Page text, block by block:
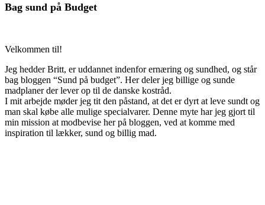
Bag sund på Budget
Velkommen til!
Jeg hedder Britt, er uddannet indenfor ernæring og sundhed, og står
bag bloggen “Sund på budget”. Her deler jeg billige og sunde
madplaner der lever op til de danske kostråd.
I mit arbejde møder jeg tit den påstand, at det er dyrt at leve sundt og
man skal købe alle mulige specialvarer. Denne myte har jeg gjort til
min mission at modbevise her på bloggen, ved at komme med
inspiration til lækker, sund og billig mad.